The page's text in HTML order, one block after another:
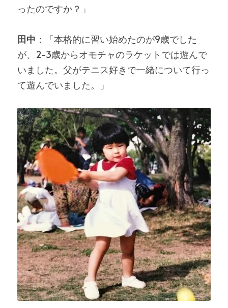
ったのですか？」
田中 ：「本格的に習い始めたのが9歳でした
が、2-3歳からオモチャのラケットでは遊んで
いました。父がテニス好きで一緒について行っ
て遊んでいました。」